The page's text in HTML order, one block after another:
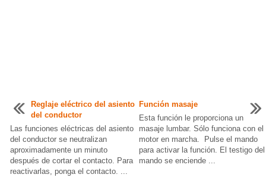
Reglaje eléctrico del asiento
del conductor
Las funciones eléctricas del asiento
del conductor se neutralizan
aproximadamente un minuto
después de cortar el contacto. Para
reactivarlas, ponga el contacto. ...
Función masaje
Esta función le proporciona un
masaje lumbar. Sólo funciona con el
motor en marcha. Pulse el mando
para activar la función. El testigo del
mando se enciende ...